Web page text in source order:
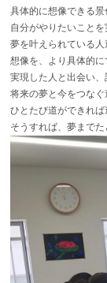
具体的に想像できる景
自分がやりたいことを
夢を叶えられている人
想像を、より具体的に
実現した人と出会い、
将来の夢と今をつなぐ
ひとたび道ができれば
そうすれば、夢までた